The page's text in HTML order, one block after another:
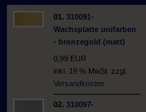
01. 310091-
Wachsplatte unifarben
- bronzegold (matt)
0,99 EUR
inkl. 19 % MwSt. zzgl.
Versandkosten
02. 310097-